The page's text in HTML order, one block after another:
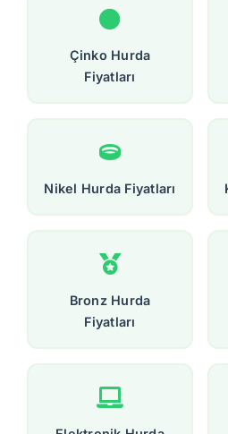
Çinko Hurda
Fiyatları
Nikel Hurda Fiyatları
Bronz Hurda
Fiyatları